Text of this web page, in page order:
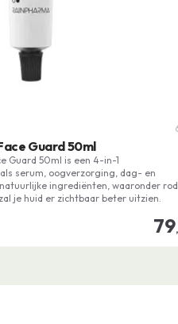
Guard 50ml
Guard 50ml is een 4-in-1
serum, oogverzorging, dag- en
ingrediënten, waaronder
je huid er zichtbaar beter uitzien.
79